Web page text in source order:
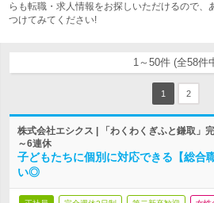
らも転職・求人情報をお探しいただけるので、
つけてみてください!
1～50件 (全58件
1 2
株式会社エシクス | 「わくわくぎふと鎌取」
～6連休
子どもたちに個別に対応できる【総合
い◎